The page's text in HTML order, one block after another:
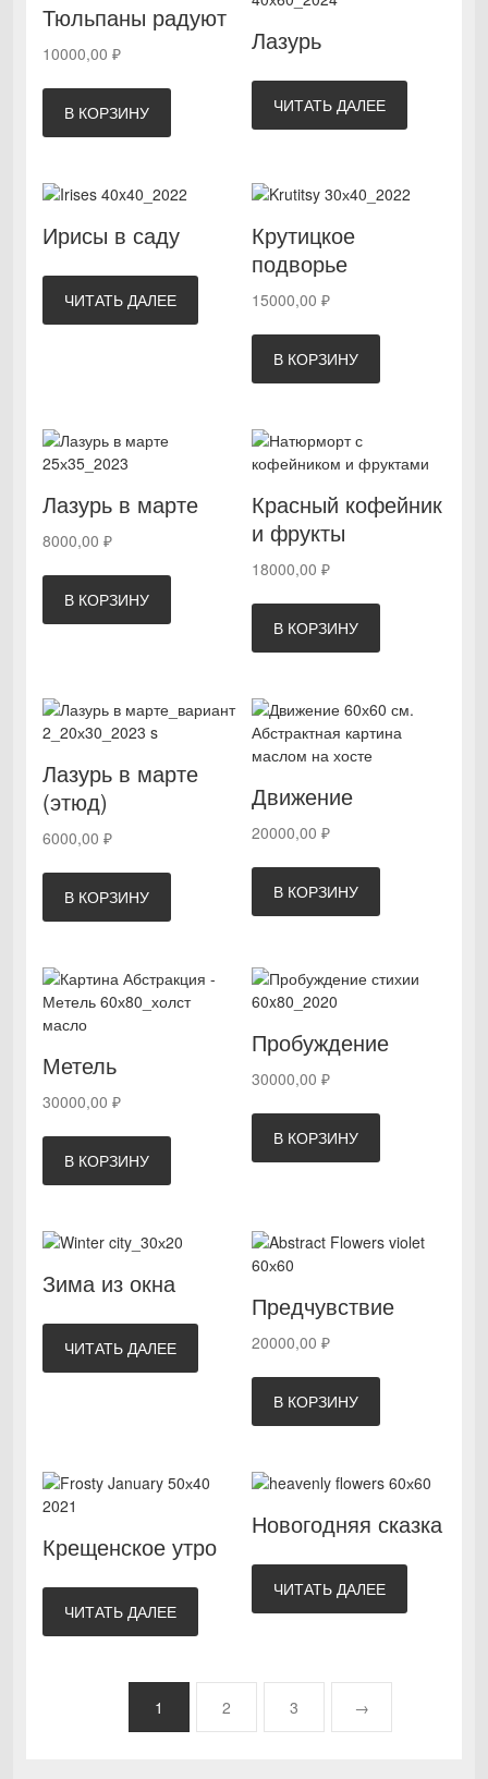
Тюльпаны радуют
10000,00 ₽
В КОРЗИНУ
Лазурь
ЧИТАТЬ ДАЛЕЕ
Ирисы в саду
ЧИТАТЬ ДАЛЕЕ
Крутицкое
подворье
15000,00₽
В КОРЗИНУ
Лазурь в марте
8000,00 ₽
В КОРЗИНУ
Красный кофейник
и фрукты
18000,00₽
В КОРЗИНУ
Лазурь в марте
(этюд)
6000,00 ₽
В КОРЗИНУ
Движение
20000,00₽
В КОРЗИНУ
Метель
30000,00 ₽
В КОРЗИНУ
Пробуждение
30000,00₽
В КОРЗИНУ
Зима из окна
ЧИТАТЬ ДАЛЕЕ
Предчувствие
20000,00₽
В КОРЗИНУ
Крещенское утро
ЧИТАТЬ ДАЛЕЕ
Новогодняя сказка
ЧИТАТЬ ДАЛЕЕ
1 2 3 →